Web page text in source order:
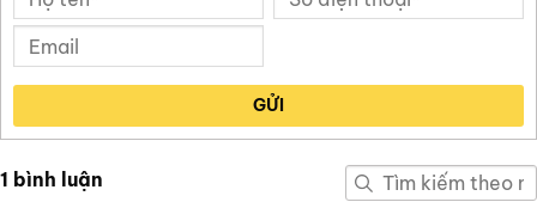
GỬI
1 bình luận